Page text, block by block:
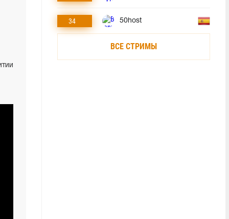
34 50host
ВСЕ СТРИМЫ